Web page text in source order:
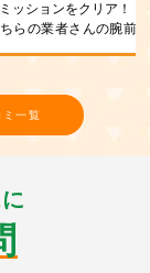
ッションをクリア！
らの業者さんの腕前
ミ一覧